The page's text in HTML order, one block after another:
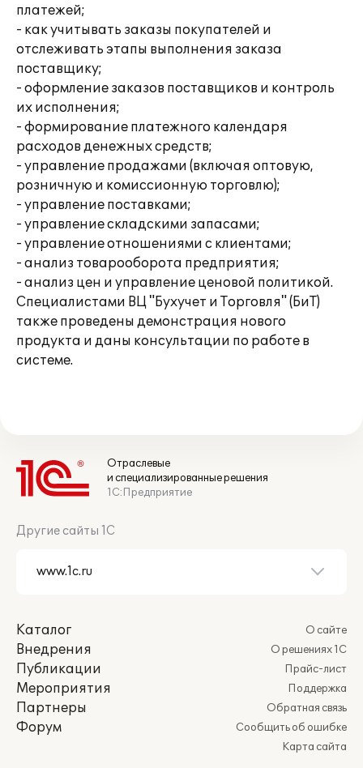
платежей;
- как учитывать заказы покупателей и
отслеживать этапы выполнения заказа
поставщику;
- оформление заказов поставщиков и контроль
их исполнения;
- формирование платежного календаря
расходов денежных средств;
- управление продажами (включая оптовую,
розничную и комиссионную торговлю);
- управление поставками;
- управление складскими запасами;
- управление отношениями с клиентами;
- анализ товарооборота предприятия;
- анализ цен и управление ценовой политикой.
Специалистами ВЦ "Бухучет и Торговля" (БиТ)
также проведены демонстрация нового
продукта и даны консультации по работе в
системе.
Отраслевые
и специализированные решения
1С:Предприятие
Другие сайты 1С
Каталог
Внедрения
Публикации
Мероприятия
Партнеры
Форум
О сайте
О решениях 1С
Прайс-лист
Поддержка
Обратная связь
Сообщить об ошибке
Карта сайта